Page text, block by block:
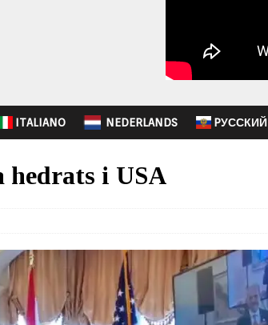
ITALIANO NEDERLANDS PУССКИЙ
hedrats i USA